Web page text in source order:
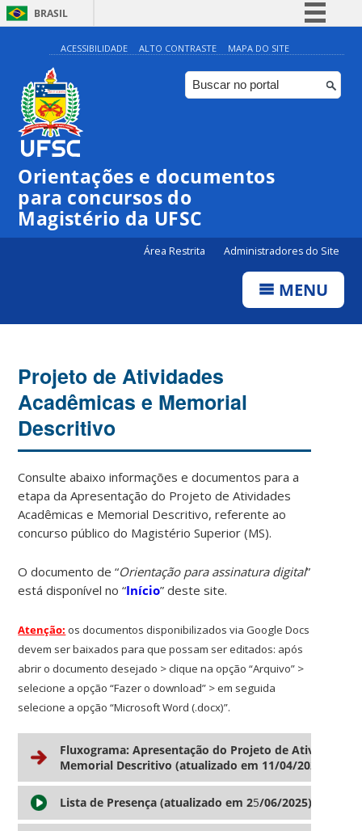
BRASIL
Simplifique!
Comunica BR
Participe
Canais
ACESSIBILIDADE ALTO CONTRASTE MAPA DO SITE
Orientações e documentos
para concursos do
Magistério da UFSC
Área Restrita Administradores do Site
MENU
Projeto de Atividades
Acadêmicas e Memorial
Descritivo
Consulte abaixo informações e documentos para a
etapa da Apresentação do Projeto de Atividades
Acadêmicas e Memorial Descritivo, referente ao
concurso público do Magistério Superior (MS).
O documento de “Orientação para assinatura digital”
está disponível no “Início” deste site.
Atenção: os documentos disponibilizados via Google Docs
devem ser baixados para que possam ser editados: após
abrir o documento desejado > clique na opção “Arquivo” >
selecione a opção “Fazer o download” > em seguida
selecione a opção “Microsoft Word (.docx)”.
Fluxograma: Apresentação do Projeto de Atividades
Memorial Descritivo (atualizado em 11/04/2025
Lista de Presença (atualizado em 25/06/2025)